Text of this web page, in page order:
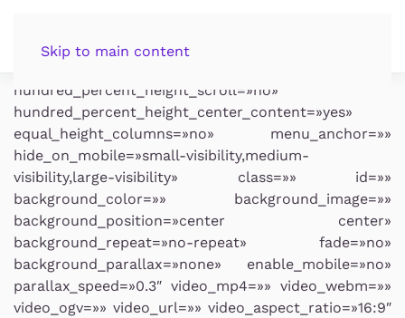
Skip to main content
[fusion_builder_container hundred_percent=»no»
hundred_percent_height_scroll=»no»
hundred_percent_height_center_content=»yes»
equal_height_columns=»no» menu_anchor=»»
hide_on_mobile=»small-visibility,medium-
visibility,large-visibility» class=»» id=»»
background_color=»» background_image=»»
background_position=»center center»
background_repeat=»no-repeat» fade=»no»
background_parallax=»none» enable_mobile=»no»
parallax_speed=»0.3″ video_mp4=»» video_webm=»»
video_ogv=»» video_url=»» video_aspect_ratio=»16:9″